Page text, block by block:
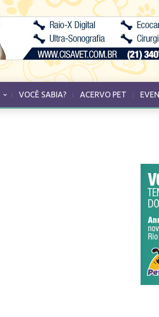
VOCÊ SABIA? ACERVO PET